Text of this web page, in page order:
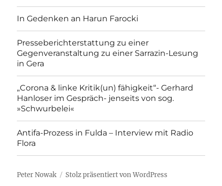
In Gedenken an Harun Farocki
Presseberichterstattung zu einer
Gegenveranstaltung zu einer Sarrazin-Lesung
in Gera
„Corona & linke Kritik(un) fähigkeit“- Gerhard
Hanloser im Gespräch- jenseits von sog.
»Schwurbelei«
Antifa-Prozess in Fulda – Interview mit Radio
Flora
Peter Nowak Stolz präsentiert von WordPress